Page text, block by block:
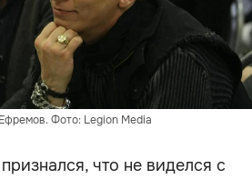
Фото: Legion Media
что не виделся с